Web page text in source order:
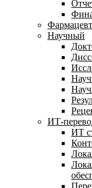
Научный
ИТ-
ИТ